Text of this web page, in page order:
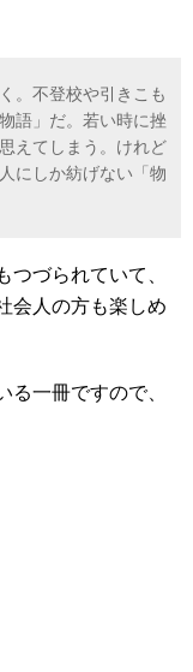
。不登校や引きこも
語」だ。若い時に挫
えてしまう。けれど
にしか紡げない「物
づられていて、
会人の方も楽しめ
る一冊ですので、